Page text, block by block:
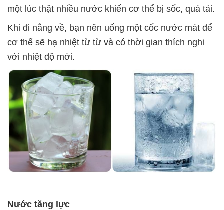
một lúc thật nhiều nước khiến cơ thể bị sốc, quá tải.
Khi đi nắng về, bạn nên uống một cốc nước mát để
cơ thể sẽ hạ nhiệt từ từ và có thời gian thích nghi
với nhiệt độ mới.
Nước tăng lực